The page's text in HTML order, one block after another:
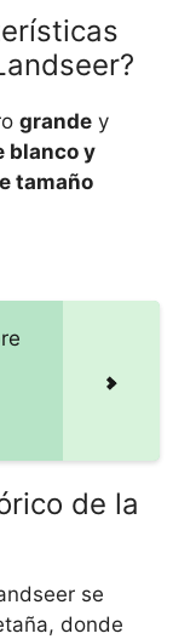
grande y
blanco y
tamaño
de la
se
donde